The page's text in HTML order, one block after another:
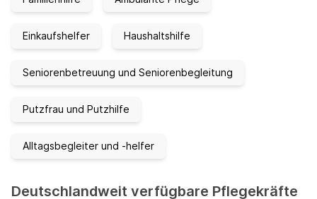
Einkaufshelfer Haushaltshilfe
Seniorenbetreuung und Seniorenbegleitung
Putzfrau und Putzhilfe
Alltagsbegleiter und -helfer
Deutschlandweit verfügbare Pflegekräfte